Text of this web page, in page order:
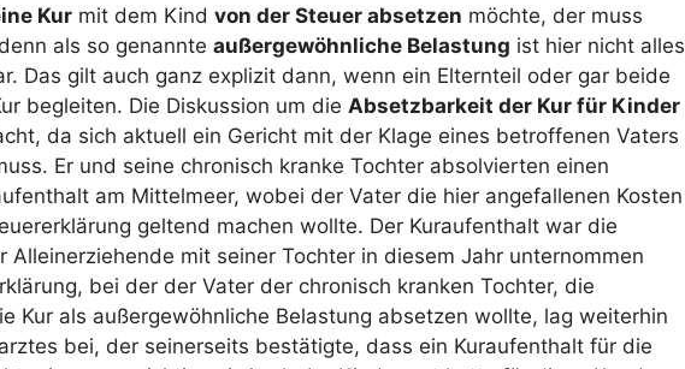
Kur mit dem Kind von der Steuer absetzen möchte, der muss
als so genannte außergewöhnliche Belastung ist hier nicht alles
Das gilt auch ganz explizit dann, wenn ein Elternteil oder gar beide
begleiten. Die Diskussion um die Absetzbarkeit der Kur für Kinder
da sich aktuell ein Gericht mit der Klage eines betroffenen Vaters
Er und seine chronisch kranke Tochter absolvierten einen
am Mittelmeer, wobei der Vater die hier angefallenen Kosten
geltend machen wollte. Der Kuraufenthalt war die
Alleinerziehende mit seiner Tochter in diesem Jahr unternommen
bei der der Vater der chronisch kranken Tochter, die
Kur als außergewöhnliche Belastung absetzen wollte, lag weiterhin
bei, der seinerseits bestätigte, dass ein Kuraufenthalt für die